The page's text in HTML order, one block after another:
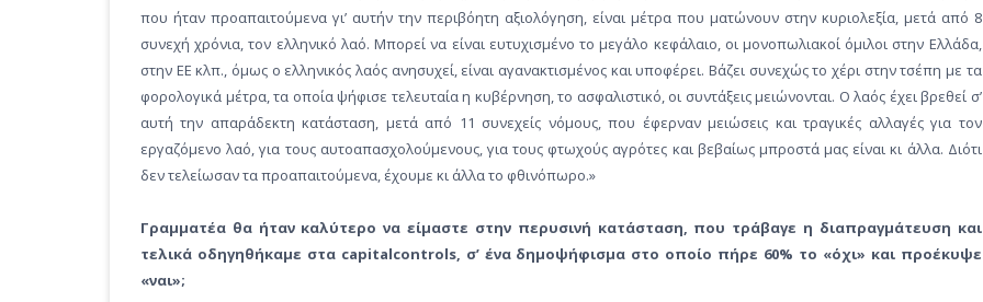
που ήταν προαπαιτούμενα γι’ αυτήν την περιβόητη αξιολόγηση, είναι μέτρα που ματώνουν στην κυριολεξία, μετά από 8
συνεχή χρόνια, τον ελληνικό λαό. Μπορεί να είναι ευτυχισμένο το μεγάλο κεφάλαιο, οι μονοπωλιακοί όμιλοι στην Ελλάδα,
στην ΕΕ κλπ., όμως ο ελληνικός λαός ανησυχεί, είναι αγανακτισμένος και υποφέρει. Βάζει συνεχώς το χέρι στην τσέπη με τα
φορολογικά μέτρα, τα οποία ψήφισε τελευταία η κυβέρνηση, το ασφαλιστικό, οι συντάξεις μειώνονται. Ο λαός έχει βρεθεί σ’
αυτή την απαράδεκτη κατάσταση, μετά από 11 συνεχείς νόμους, που έφερναν μειώσεις και τραγικές αλλαγές για τον
εργαζόμενο λαό, για τους αυτοαπασχολούμενους, για τους φτωχούς αγρότες και βεβαίως μπροστά μας είναι κι άλλα. Διότι
δεν τελείωσαν τα προαπαιτούμενα, έχουμε κι άλλα το φθινόπωρο.»
Γραμματέα θα ήταν καλύτερο να είμαστε στην περυσινή κατάσταση, που τράβαγε η διαπραγμάτευση και
τελικά οδηγηθήκαμε στα capitalcontrols, σ’ ένα δημοψήφισμα στο οποίο πήρε 60% το «όχι» και προέκυψε
«ναι»;